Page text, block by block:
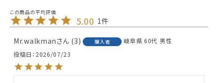
5.00 1
Mr.walkman 3 購入者 岐阜県 60代 男性
投稿日 2026/07/23